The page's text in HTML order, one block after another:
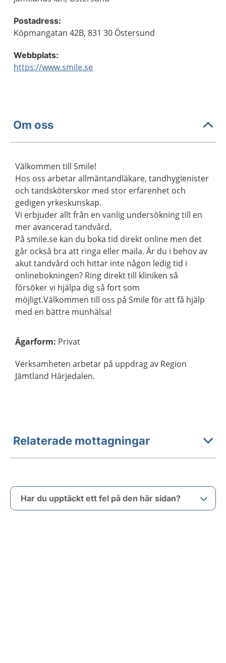
Postadress:
Köpmangatan 42B, 831 30 Östersund
Webbplats:
https://www.smile.se
Om oss
Välkommen till Smile!
Hos oss arbetar allmäntandläkare, tandhygienister
och tandsköterskor med stor erfarenhet och
gedigen yrkeskunskap.
Vi erbjuder allt från en vanlig undersökning till en
mer avancerad tandvård.
På smile.se kan du boka tid direkt online men det
går också bra att ringa eller maila. Är du i behov av
akut tandvård och hittar inte någon ledig tid i
onlinebokningen? Ring direkt till kliniken så
försöker vi hjälpa dig så fort som
möjligt.Välkommen till oss på Smile för att få hjälp
med en bättre munhälsa!
Ägarform: Privat
Verksamheten arbetar på uppdrag av Region
Jämtland Härjedalen.
Relaterade mottagningar
Har du upptäckt ett fel på den här sidan?